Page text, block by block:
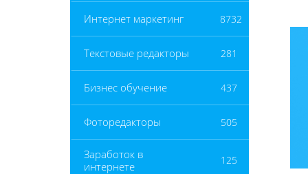
Интернет маркетинг 8732
Текстовые редакторы 281
Бизнес обучение 437
Фоторедакторы 505
Заработок в
интернете
125